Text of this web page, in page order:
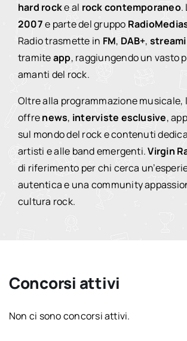
hard rocke al rock contemporaneo.
2007e parte del gruppo
Radio trasmette in FM, DAB+,
tramiteapp, raggiungendo un vasto
amanti del rock.
Oltre alla programmazione musicale,
offrenews, interviste esclusive,
sul mondo del rock e contenuti
artisti e alle band emergenti.Virgin
di riferimento per chi cerca
autentica e una community
cultura rock.
Concorsi attivi
Non ci sono concorsi attivi.